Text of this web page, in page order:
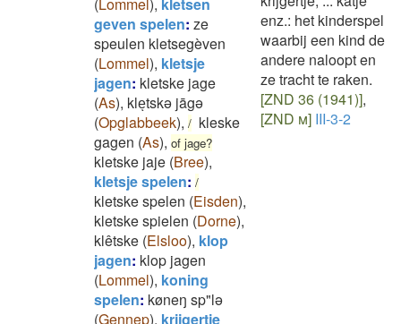
geven spelen: ze
speulen kletsegèven
(Lommel), kletsje
jagen: kletske jage
(As), kleͅtskə jāgə
(Opglabbeek), / kleske
gagen (As), of jage?
kletske jaje (Bree),
kletsje spelen: /
kletske spelen (Eisden),
kletske spielen (Dorne),
klêtske (Elsloo), klop
jagen: klop jagen
(Lommel), koning
spelen: køneŋ sp"lə
(Gennep), krijgertje
enz.: het kinderspel
waarbij een kind de
andere naloopt en
ze tracht te raken.
[ZND 36 (1941)],
[ZND m] III-3-2